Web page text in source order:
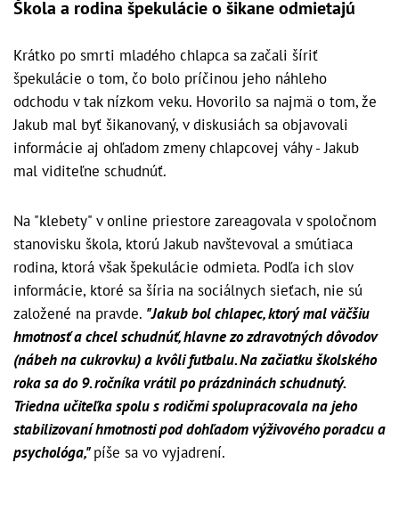
Škola a rodina špekulácie o šikane odmietajú
Krátko po smrti mladého chlapca sa začali šíriť
špekulácie o tom, čo bolo príčinou jeho náhleho
odchodu v tak nízkom veku. Hovorilo sa najmä o tom, že
Jakub mal byť šikanovaný, v diskusiách sa objavovali
informácie aj ohľadom zmeny chlapcovej váhy - Jakub
mal viditeľne schudnúť.
Na "klebety" v online priestore zareagovala v spoločnom
stanovisku škola, ktorú Jakub navštevoval a smútiaca
rodina, ktorá však špekulácie odmieta. Podľa ich slov
informácie, ktoré sa šíria na sociálnych sieťach, nie sú
založené na pravde. "Jakub bol chlapec, ktorý mal väčšiu
hmotnosť a chcel schudnúť, hlavne zo zdravotných dôvodov
(nábeh na cukrovku) a kvôli futbalu. Na začiatku školského
roka sa do 9. ročníka vrátil po prázdninách schudnutý.
Triedna učiteľka spolu s rodičmi spolupracovala na jeho
stabilizovaní hmotnosti pod dohľadom výživového poradcu a
psychológa,"píše sa vo vyjadrení.